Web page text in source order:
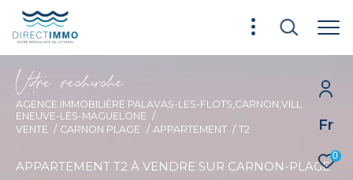
Fr
0
Vore recece
AGENCE IMMOBILIÈRE PALAVAS-LES-FLOTS,CARNON,VILL
ENEUVE-LÈS-MAGUELONE
VENTE
CARNON PLAGE APPARTEMENT T2
APPARTEMENT T2 À VENDRE SUR CARNON-PLAGE